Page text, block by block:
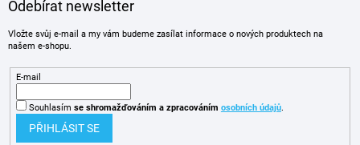
Odebírat newsletter
Vložte svůj e-mail a my vám budeme zasílat informace o nových produktech na
našem e-shopu.
E-mail
Souhlasím se shromažďováním a zpracováním osobních údajů.
PŘIHLÁSIT SE